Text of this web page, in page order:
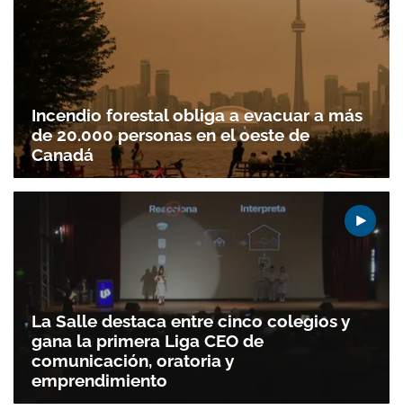
Incendio forestal obliga a evacuar a más
de 20.000 personas en el oeste de
Canadá
La Salle destaca entre cinco colegios y
gana la primera Liga CEO de
comunicación, oratoria y
emprendimiento